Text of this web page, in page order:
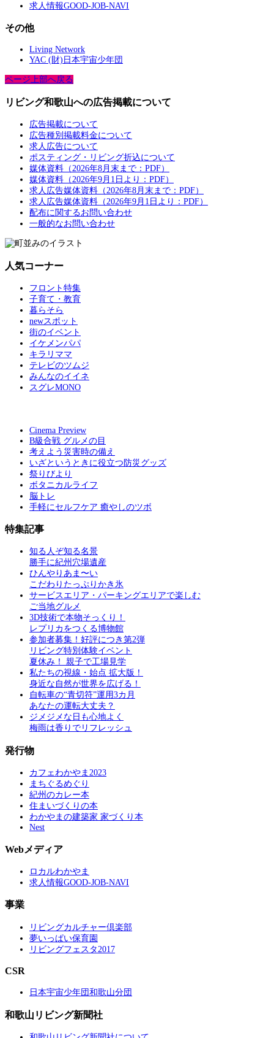
求人情報GOOD-JOB-NAVI
その他
Living Network
YAC (財)日本宇宙少年団
ページ上部へ戻る
リビング和歌山への広告掲載について
広告掲載について
広告種別掲載料金について
求人広告について
ポスティング・リビング折込について
媒体資料（2026年8月末まで：PDF）
媒体資料（2026年9月1日より：PDF）
求人広告媒体資料（2026年8月末まで：PDF）
求人広告媒体資料（2026年9月1日より：PDF）
配布に関するお問い合わせ
一般的なお問い合わせ
人気コーナー
フロント特集
子育て・教育
暮らそら
newスポット
街のイベント
イケメンパパ
キラリママ
テレビのツムジ
みんなのイイネ
スグレMONO
Cinema Preview
B級合戦 グルメの目
考えよう災害時の備え
いざというときに役立つ防災グッズ
祭りびより
ボタニカルライフ
脳トレ
手軽にセルフケア 癒やしのツボ
特集記事
知る人ぞ知る名景
勝手に紀州穴場遺産
ひんやりあま〜い
こだわりたっぷりかき氷
サービスエリア・パーキングエリアで楽しむ
ご当地グルメ
3D技術で本物そっくり！
レプリカをつくる博物館
参加者募集！好評につき第2弾
リビング特別体験イベント
夏休み！ 親子で工場見学
私たちの視線・始点 拡大版！
身近な自然が世界を広げる！
自転車の“青切符”運用3カ月
あなたの運転大丈夫？
ジメジメな日も心地よく
梅雨は香りでリフレッシュ
発行物
カフェわかやま2023
まちぐるめぐり
紀州のカレー本
住まいづくりの本
わかやまの建築家 家づくり本
Nest
Webメディア
ロカルわかやま
求人情報GOOD-JOB-NAVI
事業
リビングカルチャー倶楽部
夢いっぱい保育園
リビングフェスタ2017
CSR
日本宇宙少年団和歌山分団
和歌山リビング新聞社